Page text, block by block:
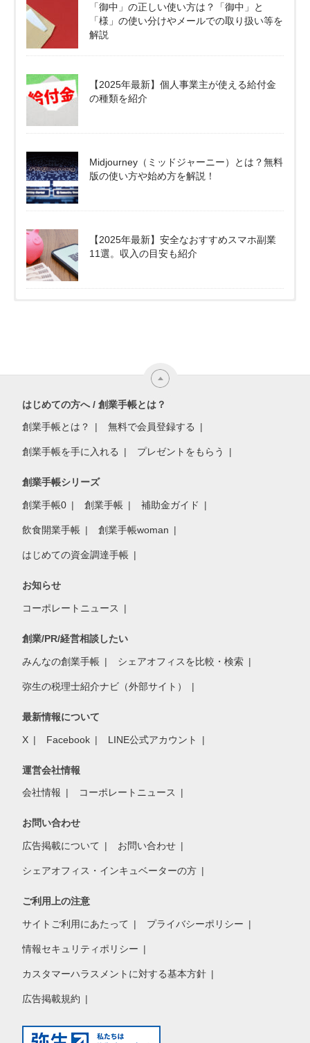
「御中」の正しい使い方は？「御中」と
「様」の使い分けやメールでの取り扱い等を
解説
【2025年最新】個人事業主が使える給付金
の種類を紹介
Midjourney（ミッドジャーニー）とは？無料
版の使い方や始め方を解説！
【2025年最新】安全なおすすめスマホ副業
11選。収入の目安も紹介
はじめての方へ / 創業手帳とは？
創業手帳とは？ 無料で会員登録する
創業手帳を手に入れる プレゼントをもらう
創業手帳シリーズ
創業手帳0 創業手帳 補助金ガイド
飲食開業手帳 創業手帳woman
はじめての資金調達手帳
お知らせ
コーポレートニュース
創業/PR/経営相談したい
みんなの創業手帳 シェアオフィスを比較・検索
弥生の税理士紹介ナビ（外部サイト）
最新情報について
X Facebook LINE公式アカウント
運営会社情報
会社情報 コーポレートニュース
お問い合わせ
広告掲載について お問い合わせ
シェアオフィス・インキュベーターの方
ご利用上の注意
サイトご利用にあたって プライバシーポリシー
情報セキュリティポリシー
カスタマーハラスメントに対する基本方針
広告掲載規約